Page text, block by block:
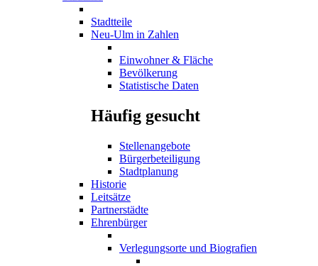
Stadtteile
Neu-Ulm in Zahlen
Einwohner & Fläche
Bevölkerung
Statistische Daten
Häufig gesucht
Stellenangebote
Bürgerbeteiligung
Stadtplanung
Historie
Leitsätze
Partnerstädte
Ehrenbürger
Verlegungsorte und Biografien